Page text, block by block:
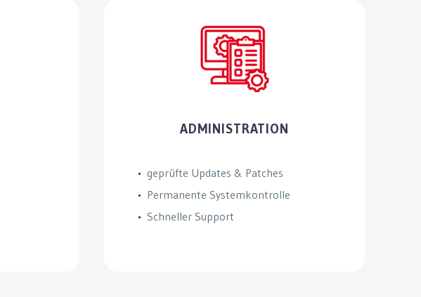
ADMINISTRATION
geprüfte Updates & Patches
Permanente Systemkontrolle
Schneller Support